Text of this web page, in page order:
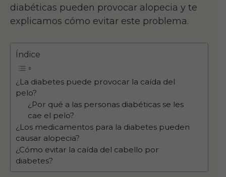
diabéticas pueden provocar alopecia y te
explicamos cómo evitar este problema.
Índice
¿La diabetes puede provocar la caída del
pelo?
¿Por qué a las personas diabéticas se les
cae el pelo?
¿Los medicamentos para la diabetes pueden
causar alopecia?
¿Cómo evitar la caída del cabello por
diabetes?